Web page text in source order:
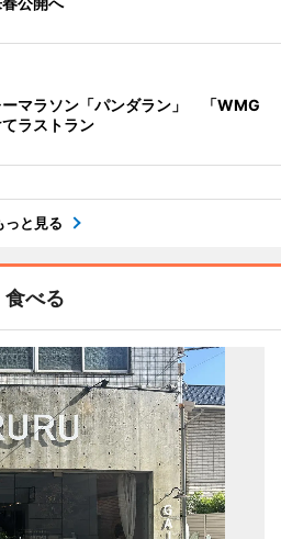
ーマラソン「パンダラン」 「WMG
ラストラン
っと見る
食べる